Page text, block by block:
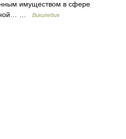
имуществом в сфере
…
Википедия